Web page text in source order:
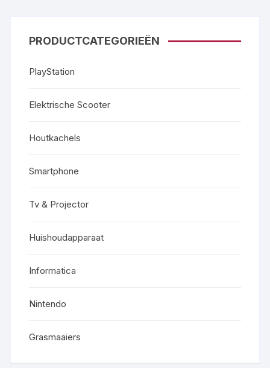
PRODUCTCATEGORIEËN
PlayStation
Elektrische Scooter
Houtkachels
Smartphone
Tv & Projector
Huishoudapparaat
Informatica
Nintendo
Grasmaaiers